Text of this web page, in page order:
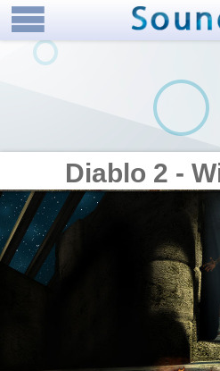
Diablo 2 -